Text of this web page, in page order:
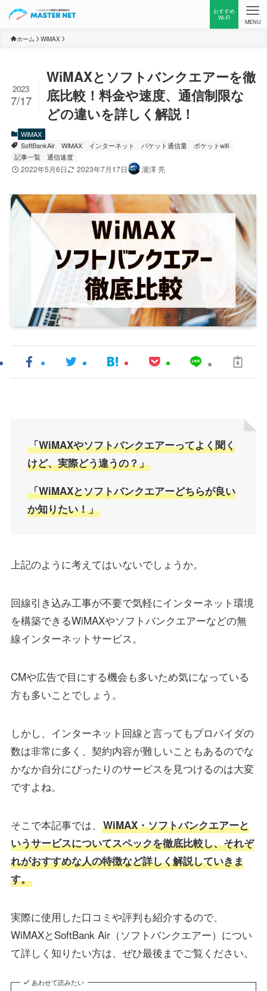
おすすめ
Wi-Fi
MENU
ホーム WiMAX
WiMAXとソフトバンクエアーを徹
底比較！料金や速度、通信制限な
どの違いを詳しく解説！
2023
7/17
WiMAX
SoftBankAir
WiMAX インターネット パケット通信量
ポケットwifi
記事一覧
通信速度
2022年5月6日 2023年7月17日 瀧澤 亮
「WiMAXやソフトバンクエアーってよく聞く
けど、実際どう違うの？」
「WiMAXとソフトバンクエアーどちらが良い
か知りたい！」
上記のように考えてはいないでしょうか。
回線引き込み工事が不要で気軽にインターネット環境
を構築できるWiMAXやソフトバンクエアーなどの無
線インターネットサービス。
CMや広告で目にする機会も多いため気になっている
方も多いことでしょう。
しかし、インターネット回線と言ってもプロバイダの
数は非常に多く、契約内容が難しいこともあるのでな
かなか自分にぴったりのサービスを見つけるのは大変
ですよね。
そこで本記事では、
WiMAX・ソフトバンクエアーと
いうサービスについてスペックを徹底比較し、それぞ
れがおすすめな人の特徴など詳しく解説していきま
す。
実際に使用した口コミや評判も紹介するので、
WiMAXとSoftBank Air（ソフトバンクエアー）につい
て詳しく知りたい方は、ぜひ最後までご覧ください。
あわせて読みたい